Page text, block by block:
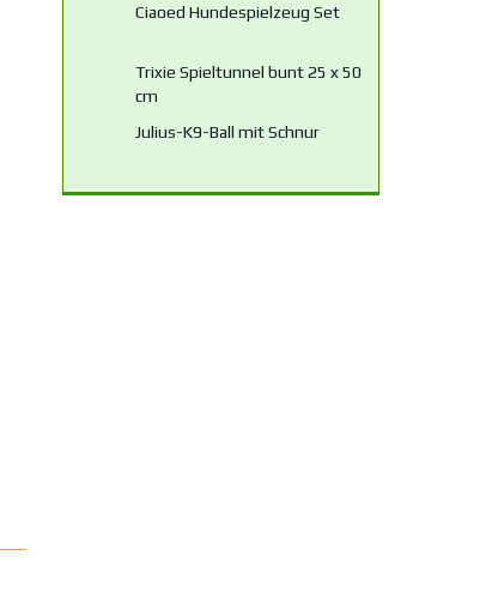
Ciaoed Hundespielzeug Set
Trixie Spieltunnel bunt 25 x 50
cm
Julius-K9-Ball mit Schnur